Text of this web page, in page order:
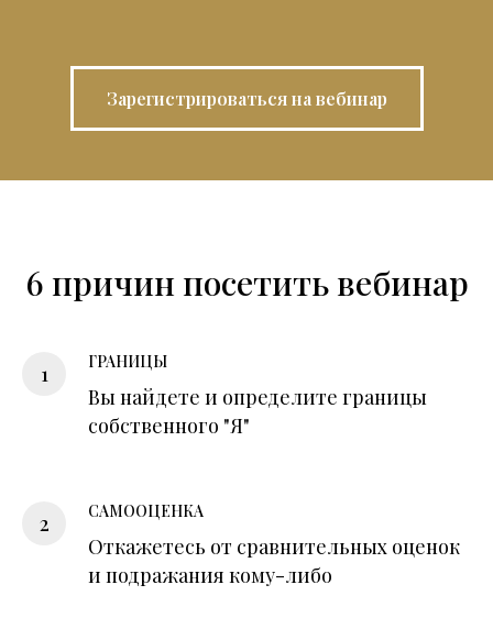
Зарегистрироваться на вебинар
6 причин посетить вебинар
ГРАНИЦЫ
Вы найдете и определите границы
собственного "Я"
САМООЦЕНКА
Откажетесь от сравнительных оценок
и подражания кому-либо